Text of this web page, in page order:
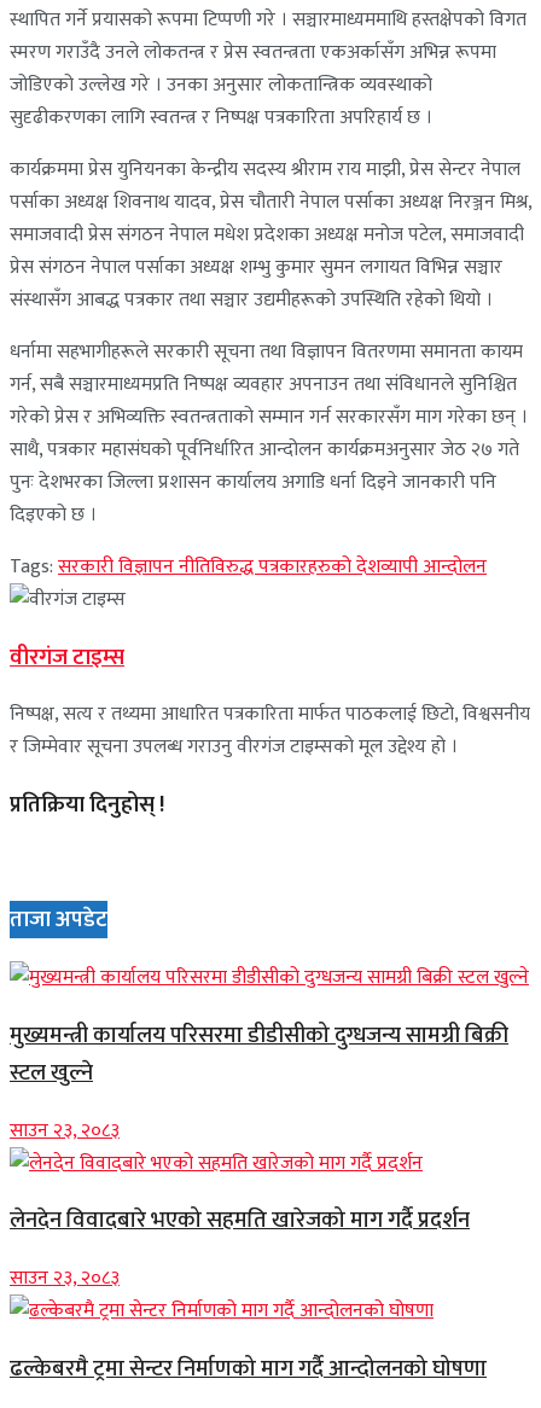
स्थापित गर्ने प्रयासको रूपमा टिप्पणी गरे । सञ्चारमाध्यममाथि हस्तक्षेपको विगत
स्मरण गराउँदै उनले लोकतन्त्र र प्रेस स्वतन्त्रता एकअर्कासँग अभिन्न रूपमा
जोडिएको उल्लेख गरे । उनका अनुसार लोकतान्त्रिक व्यवस्थाको
सुदृढीकरणका लागि स्वतन्त्र र निष्पक्ष पत्रकारिता अपरिहार्य छ ।
कार्यक्रममा प्रेस युनियनका केन्द्रीय सदस्य श्रीराम राय माझी, प्रेस सेन्टर नेपाल
पर्साका अध्यक्ष शिवनाथ यादव, प्रेस चौतारी नेपाल पर्साका अध्यक्ष निरञ्जन मिश्र,
समाजवादी प्रेस संगठन नेपाल मधेश प्रदेशका अध्यक्ष मनोज पटेल, समाजवादी
प्रेस संगठन नेपाल पर्साका अध्यक्ष शम्भु कुमार सुमन लगायत विभिन्न सञ्चार
संस्थासँग आबद्ध पत्रकार तथा सञ्चार उद्यमीहरूको उपस्थिति रहेको थियो ।
धर्नामा सहभागीहरूले सरकारी सूचना तथा विज्ञापन वितरणमा समानता कायम
गर्न, सबै सञ्चारमाध्यमप्रति निष्पक्ष व्यवहार अपनाउन तथा संविधानले सुनिश्चित
गरेको प्रेस र अभिव्यक्ति स्वतन्त्रताको सम्मान गर्न सरकारसँग माग गरेका छन् ।
साथै, पत्रकार महासंघको पूर्वनिर्धारित आन्दोलन कार्यक्रमअनुसार जेठ २७ गते
पुनः देशभरका जिल्ला प्रशासन कार्यालय अगाडि धर्ना दिइने जानकारी पनि
दिइएको छ ।
Tags:सरकारी विज्ञापन नीतिविरुद्ध पत्रकारहरुको देशव्यापी आन्दोलन
वीरगंज टाइम्स
निष्पक्ष, सत्य र तथ्यमा आधारित पत्रकारिता मार्फत पाठकलाई छिटो, विश्वसनीय
र जिम्मेवार सूचना उपलब्ध गराउनु वीरगंज टाइम्सको मूल उद्देश्य हो ।
प्रतिक्रिया दिनुहोस् !
ताजा अपडेट
मुख्यमन्त्री कार्यालय परिसरमा डीडीसीको दुग्धजन्य सामग्री बिक्री
स्टल खुल्ने
साउन २३, २०८३
लेनदेन विवादबारे भएको सहमति खारेजको माग गर्दै प्रदर्शन
साउन २३, २०८३
ढल्केबरमै ट्रमा सेन्टर निर्माणको माग गर्दै आन्दोलनको घोषणा